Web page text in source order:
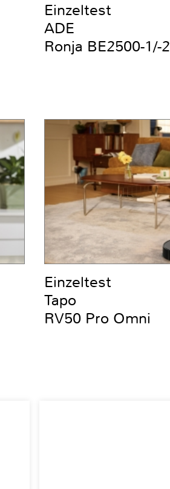
Einzeltest
ADE
Ronja BE2500-1/-2
Einzeltest
Tapo
RV50 Pro Omni